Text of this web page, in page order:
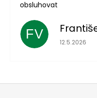
obsluhovat
FV Hodnocení
12.5.2026
Z